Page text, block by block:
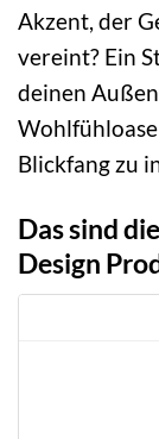
Akzent, der
vereint? Ein
deinen
Blickfang zu
Das sind
Design